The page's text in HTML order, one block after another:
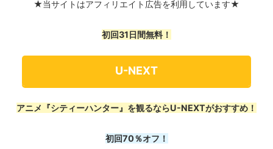
★当サイトはアフィリエイト広告を利用しています★
初回31日間無料！
U-NEXT
アニメ『シティーハンター』を観るならU-NEXTがおすすめ！
初回70％オフ！